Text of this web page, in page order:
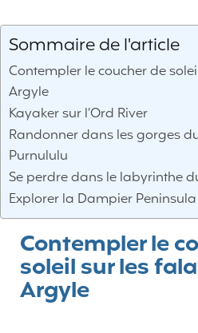
Sommaire de l'article
Contempler le coucher de
Argyle
Kayaker sur l’Ord River
Randonner dans les gorges
Purnululu
Se perdre dans le labyrinthe
Explorer la Dampier Peninsula
Contempler le
soleil sur les
Argyle